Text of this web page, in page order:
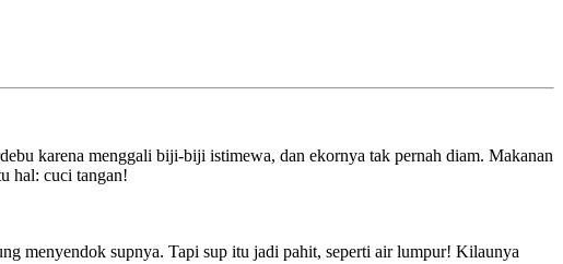
karena menggali biji-biji istimewa, dan ekornya tak pernah diam. Makanan
hal: cuci tangan!
menyendok supnya. Tapi sup itu jadi pahit, seperti air lumpur! Kilaunya